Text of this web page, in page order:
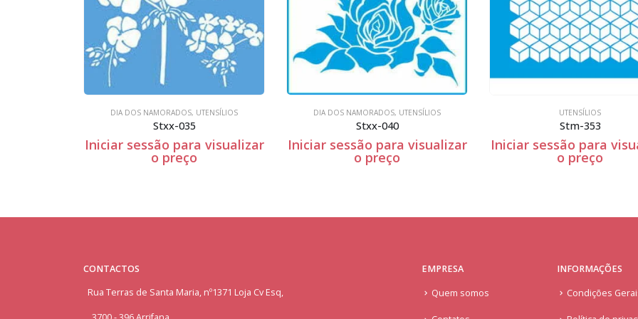
DIA DOS NAMORADOS,UTENSÍLIOS
Iniciar sessão para visualizar
DIA DOS NAMORADOS,UTENSÍLIOS
Iniciar sessão para visualizar Iniciar sessão para visualizar
CONTACTOS
Rua Terras de Santa Maria, nº1371 Loja Cv Esq,
EMPRESA
Quem somos
INFORMAÇÕES
Condições